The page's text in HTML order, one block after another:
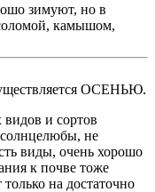
зимуют, но в
камышом,
ОСЕНЬЮ.
и сортов
солнцелюбы, не
виды, очень хорошо
к почве тоже
на достаточно